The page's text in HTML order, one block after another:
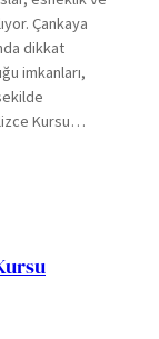
Çankaya
dikkat
imkanları,
Kursu…